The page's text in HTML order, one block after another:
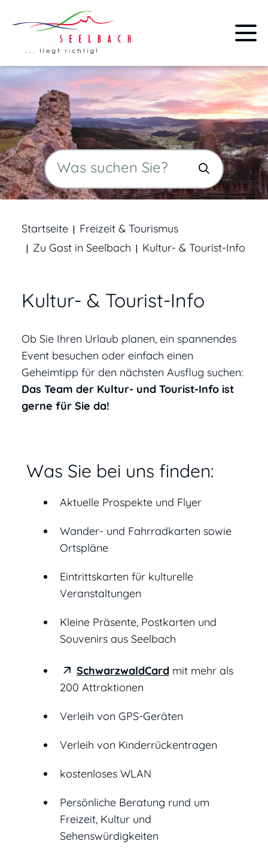
Startseite
Freizeit & Tourismus
Zu Gast in Seelbach
Kultur- & Tourist-Info
Kultur- & Tourist-Info
Ob Sie Ihren Urlaub planen, ein spannendes
Event besuchen oder einfach einen
Geheimtipp für den nächsten Ausflug suchen:
Das Team der Kultur- und Tourist-Info ist
gerne für Sie da!
Was Sie bei uns finden:
Aktuelle Prospekte und Flyer
Wander- und Fahrradkarten sowie
Ortspläne
Eintrittskarten für kulturelle
Veranstaltungen
Kleine Präsente, Postkarten und
Souvenirs aus Seelbach
SchwarzwaldCardmit mehr als
200 Attraktionen
Verleih von GPS-Geräten
Verleih von Kinderrückentragen
kostenloses WLAN
Persönliche Beratung rund um
Freizeit, Kultur und
Sehenswürdigkeiten